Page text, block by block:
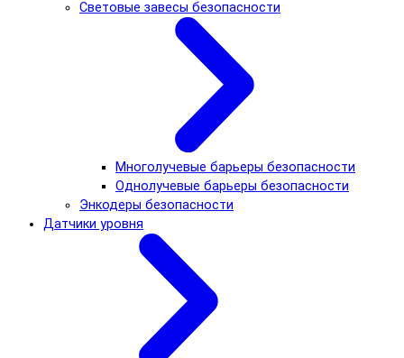
Световые завесы безопасности
Многолучевые барьеры безопасности
Однолучевые барьеры безопасности
Энкодеры безопасности
Датчики уровня